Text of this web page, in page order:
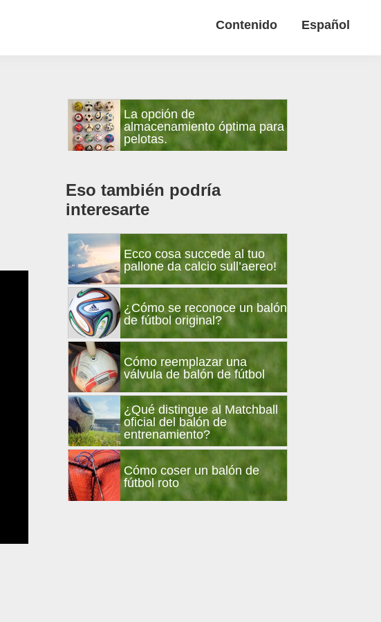
Contenido Español
Barra
lateral
principal
La opción de
almacenamiento óptima para
pelotas.
Eso también podría
interesarte
Ecco cosa succede al tuo
pallone da calcio sull’aereo!
¿Cómo se reconoce un balón
de fútbol original?
Cómo reemplazar una
válvula de balón de fútbol
¿Qué distingue al Matchball
oficial del balón de
entrenamiento?
Cómo coser un balón de
fútbol roto